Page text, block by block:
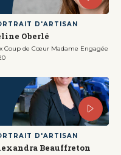
D'ARTISAN
Oberlé
Coup de Cœur Madame Engagée
D'ARTISAN
Beauffreton